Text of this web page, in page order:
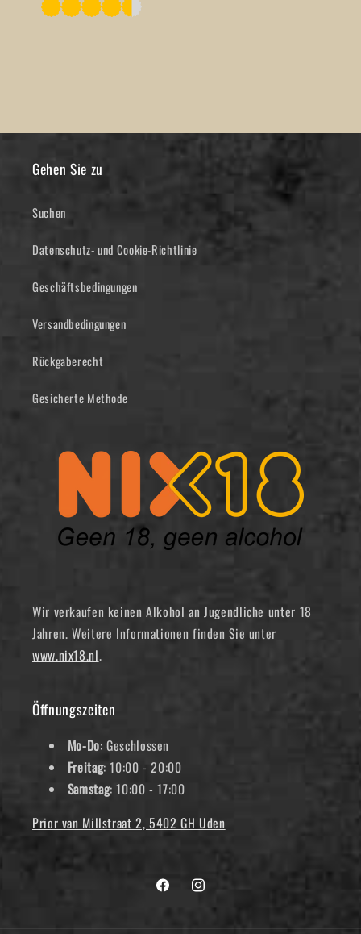
Gehen Sie zu
Suchen
Datenschutz- und Cookie-Richtlinie
Geschäftsbedingungen
Versandbedingungen
Rückgaberecht
Gesicherte Methode
Wir verkaufen keinen Alkohol an Jugendliche unter 18
Jahren. Weitere Informationen finden Sie unter
www.nix18.nl.
Öffnungszeiten
Mo-Do: Geschlossen
Freitag: 10:00 - 20:00
Samstag: 10:00 - 17:00
Prior van Millstraat 2, 5402 GH Uden
FacebookInstagram